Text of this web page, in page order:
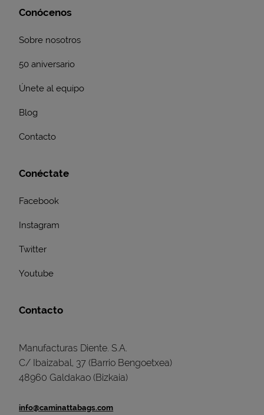
Conócenos
Sobre nosotros
50 aniversario
Únete al equipo
Blog
Contacto
Conéctate
Facebook
Instagram
Twitter
Youtube
Contacto
Manufacturas Diente. S.A.
C/ Ibaizabal, 37 (Barrio Bengoetxea)
48960 Galdakao (Bizkaia)
info@caminattabags.com